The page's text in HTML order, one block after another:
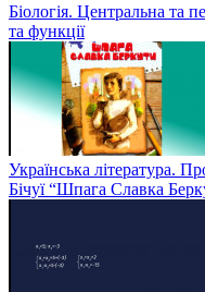
Біологія. Центральна та
та функції
Українська література.
Бічуї “Шпага Славка